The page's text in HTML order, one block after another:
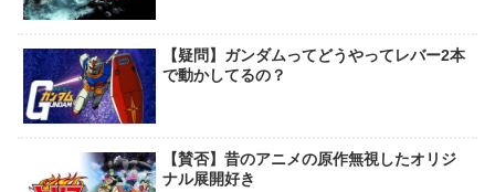
【疑問】ガンダムってどうやってレバー2本
で動かしてるの？
【賛否】昔のアニメの原作無視したオリジ
ナル展開好き